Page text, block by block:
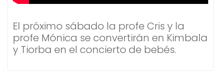
El próximo sábado la profe Cris y la
profe Mónica se convertirán en Kimbala
y Tiorba en el concierto de bebés.